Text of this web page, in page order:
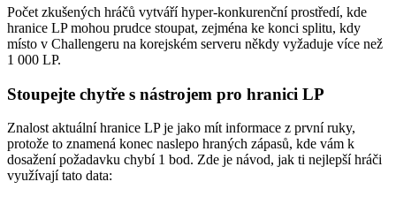
Počet zkušených hráčů vytváří hyper-konkurenční prostředí, kde
hranice LP mohou prudce stoupat, zejména ke konci splitu, kdy
místo v Challengeru na korejském serveru někdy vyžaduje více než
1 000 LP.
Stoupejte chytře s nástrojem pro hranici LP
Znalost aktuální hranice LP je jako mít informace z první ruky,
protože to znamená konec naslepo hraných zápasů, kde vám k
dosažení požadavku chybí 1 bod. Zde je návod, jak ti nejlepší hráči
využívají tato data: